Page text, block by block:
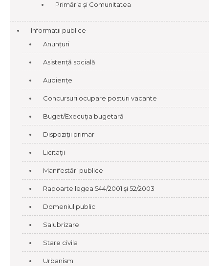
Primăria și Comunitatea
Informatii publice
Anunțuri
Asistență socială
Audiențe
Concursuri ocupare posturi vacante
Buget/Execuția bugetară
Dispoziții primar
Licitații
Manifestări publice
Rapoarte legea 544/2001 și 52/2003
Domeniul public
Salubrizare
Stare civila
Urbanism